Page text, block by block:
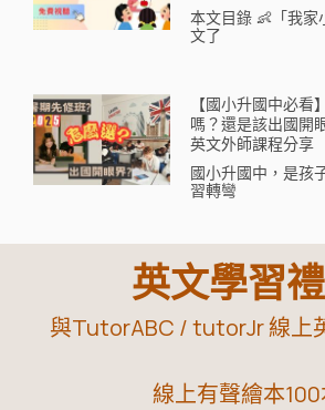
本文目錄 👶「我家
文了
【國小升國中必看
嗎？還是該出國開
英文外師課程分享
國小升國中，是孩
習轉彎
英文學習
與TutorABC / tutorJr 線上
線上有聲繪本